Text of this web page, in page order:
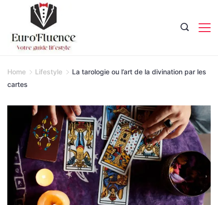
content
Home Lifestyle
La tarologie ou l’art de la divination par les
cartes